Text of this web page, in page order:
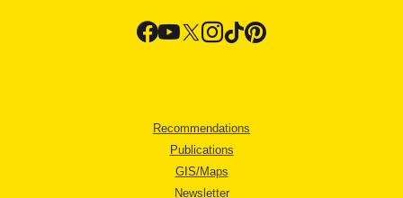
Recommendations
Publications
GIS/Maps
Newsletter